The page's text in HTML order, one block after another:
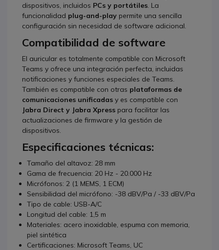
dispositivos, incluidos PCs y portátiles La
funcionalidad plug-and-play permite una sencilla
configuración sin necesidad de software adicional.
Compatibilidad de software
El auricular es totalmente compatible con Microsoft
Teams y ofrece una integración perfecta, incluidas
notificaciones y funciones especiales de Teams.
También es compatible con otras plataformas de
comunicaciones unificadas y es compatible con
Jabra Direct y Jabra Xpress para facilitar las
actualizaciones de firmware y la gestión de
dispositivos.
Especificaciones técnicas:
Tamaño del altavoz: 28 mm
Gama de frecuencia: 20 Hz - 20.000 Hz
Micrófonos: 2 (1 MEMS, 1 ECM)
Sensibilidad del micrófono: -38 dBV/Pa / -33 dBV/Pa
Tipo de cable: USB-A/C
Longitud del cable: 1,5 m
Materiales: acero inoxidable, espuma con memoria,
piel sintética
Certificaciones: Microsoft Teams, UC